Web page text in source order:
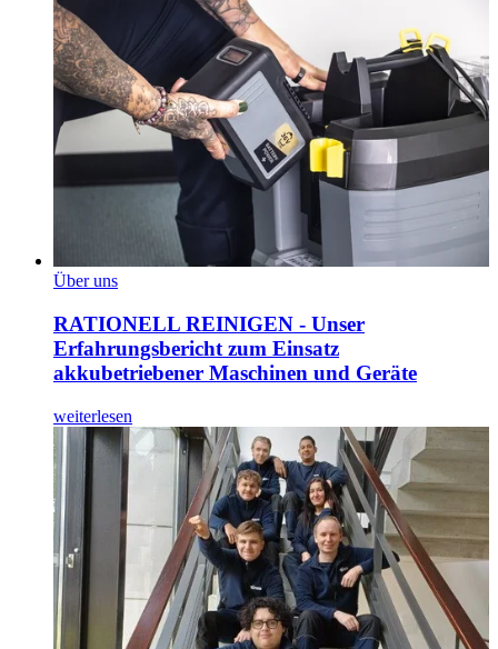
Über uns
RATIONELL REINIGEN - Unser
Erfahrungsbericht zum Einsatz
akkubetriebener Maschinen und Geräte
weiterlesen